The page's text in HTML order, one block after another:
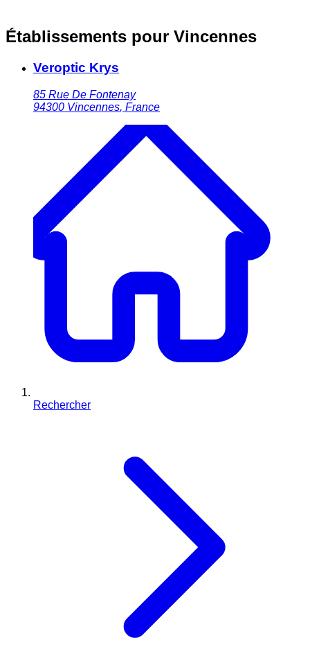
Établissements pour Vincennes
Veroptic Krys
85 Rue De Fontenay
94300 Vincennes, France
Rechercher